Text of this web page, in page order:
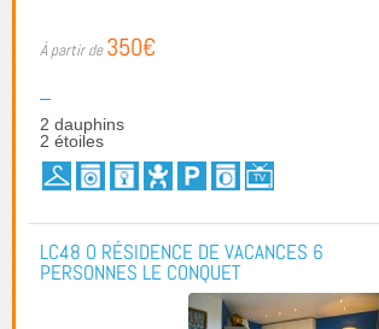
350€
2 dauphins
2 étoiles
LC48 O RÉSIDENCE DE VACANCES 6
PERSONNES LE CONQUET